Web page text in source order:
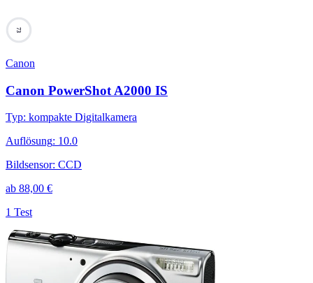
73
Canon
Canon PowerShot A2000 IS
Typ: kompakte Digitalkamera
Auflösung: 10.0
Bildsensor: CCD
ab 88,00 €
1 Test